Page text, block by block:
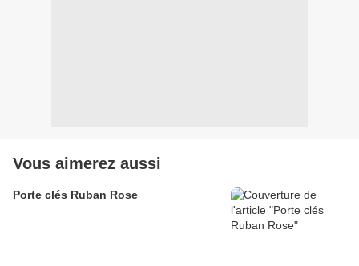
Vous aimerez aussi
Porte clés Ruban Rose